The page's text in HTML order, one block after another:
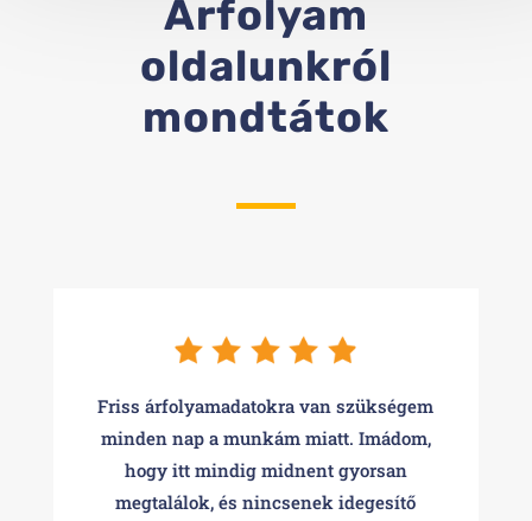
Árfolyam
oldalunkról
mondtátok
Friss árfolyamadatokra van szükségem
minden nap a munkám miatt. Imádom,
hogy itt mindig midnent gyorsan
megtalálok, és nincsenek idegesítő